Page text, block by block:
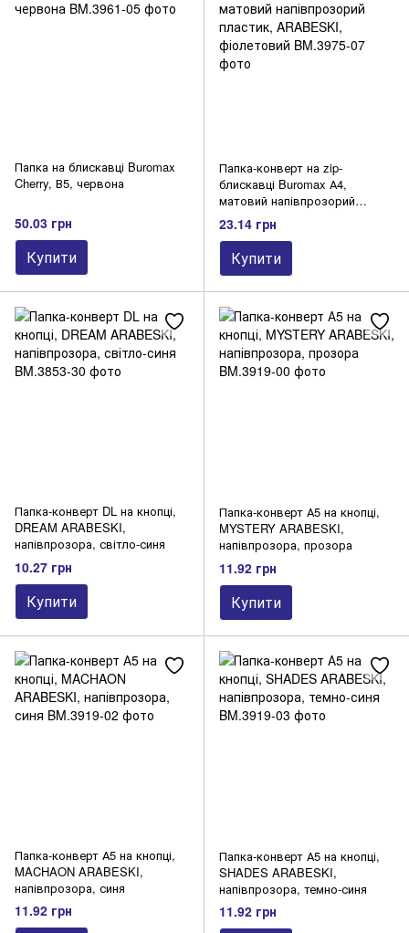
Папка на блискавці Buromax
Cherry, В5, червона
50.03 грн
Купити
Папка-конверт на zip-
блискавці Buromax А4,
матовий напівпрозорий
пластик, ARABESKI,
фіолетовий
23.14 грн
Купити
Папка-конверт DL на кнопці,
DREAM ARABESKI,
напівпрозора, світло-синя
10.27 грн
Купити
Папка-конверт А5 на кнопці,
MYSTERY ARABESKI,
напівпрозора, прозора
11.92 грн
Купити
Папка-конверт А5 на кнопці,
MACHAON ARABESKI,
напівпрозора, синя
11.92 грн
Папка-конверт А5 на кнопці,
SHADES ARABESKI,
напівпрозора, темно-синя
11.92 грн